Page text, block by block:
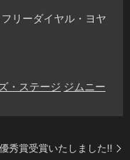
リーダイヤル・ヨヤ
・ステージ ジムニー
秀賞受賞いたしました‼︎